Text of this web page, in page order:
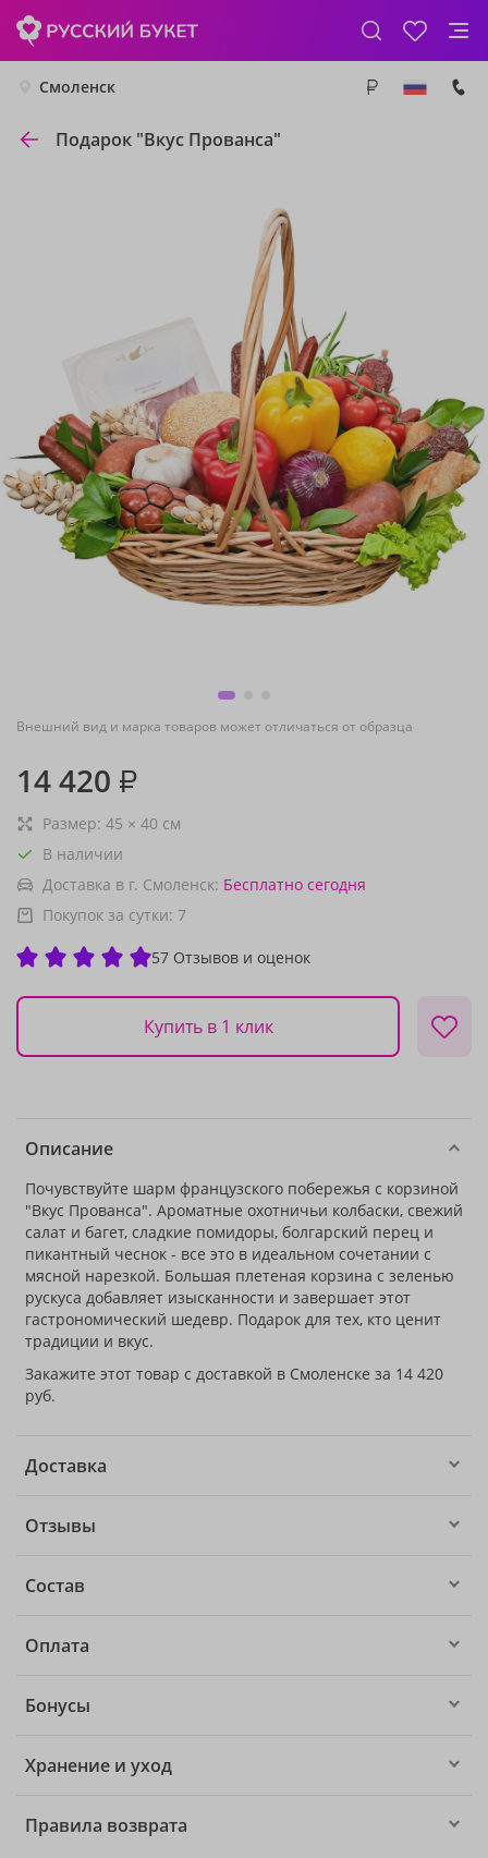
Смоленск
Подарок "Вкус Прованса"
Внешний вид и марка товаров может отличаться от образца
14 420 ₽
Размер: 45 × 40 см
В наличии
Доставка в г. Смоленск: Бесплатно сегодня
Покупок за сутки: 7
57 Отзывов и оценок
Купить в 1 клик
Описание
Почувствуйте шарм французского побережья с корзиной
"Вкус Прованса". Ароматные охотничьи колбаски, свежий
салат и багет, сладкие помидоры, болгарский перец и
пикантный чеснок - все это в идеальном сочетании с
мясной нарезкой. Большая плетеная корзина с зеленью
рускуса добавляет изысканности и завершает этот
гастрономический шедевр. Подарок для тех, кто ценит
традиции и вкус.
Закажите этот товар с доставкой в Смоленске за 14 420
руб.
Доставка
Отзывы
Состав
Оплата
Бонусы
Хранение и уход
Правила возврата